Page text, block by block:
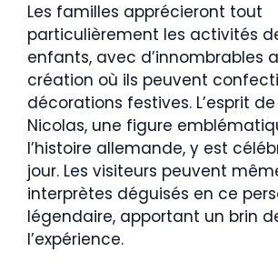
Les familles apprécieront tout
particulièrement les activités
enfants, avec d’innombrables
création où ils peuvent
décorations festives. L’esprit
Nicolas, une figure
l’histoire allemande, y est
jour. Les visiteurs peuvent
interprètes déguisés en ce
légendaire, apportant un brin
l’expérience.